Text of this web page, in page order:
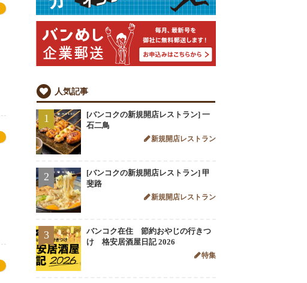
人気記事
1
[バンコクの新規開店レストラン] 一
石二鳥
新規開店レストラン
2
[バンコクの新規開店レストラン] 甲
斐路
新規開店レストラン
3
バンコク在住 節約おやじの行きつ
け 格安居酒屋日記 2026
特集